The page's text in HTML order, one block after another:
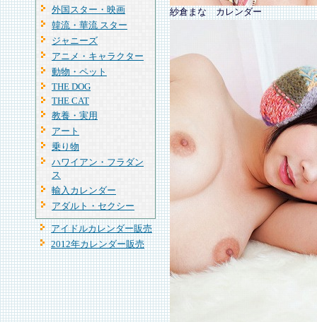
外国スター・映画
韓流・華流 スター
ジャニーズ
アニメ・キャラクター
動物・ペット
THE DOG
THE CAT
教養・実用
アート
乗り物
ハワイアン・フラダン
ス
輸入カレンダー
アダルト・セクシー
アイドルカレンダー販売
2012年カレンダー販売
紗倉まな カレンダー